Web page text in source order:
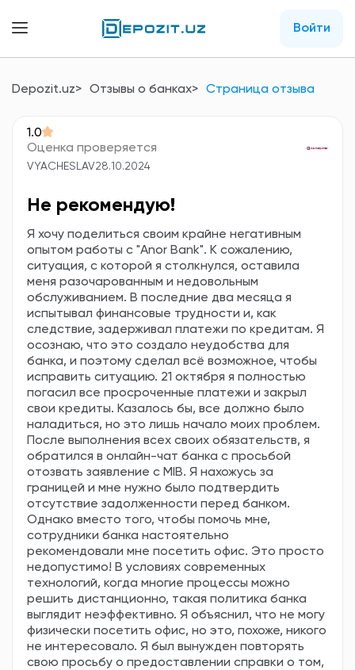
Войти
Depozit.uz Отзывы о банках Страница отзыва
1.0
Оценка проверяется
VYACHESLAV28.10.2024
Не рекомендую!
Я хочу поделиться своим крайне негативным
опытом работы с "Anor Bank". К сожалению,
ситуация, с которой я столкнулся, оставила
меня разочарованным и недовольным
обслуживанием. В последние два месяца я
испытывал финансовые трудности и, как
следствие, задерживал платежи по кредитам. Я
осознаю, что это создало неудобства для
банка, и поэтому сделал всё возможное, чтобы
исправить ситуацию. 21 октября я полностью
погасил все просроченные платежи и закрыл
свои кредиты. Казалось бы, все должно было
наладиться, но это лишь начало моих проблем.
После выполнения всех своих обязательств, я
обратился в онлайн-чат банка с просьбой
отозвать заявление с MIB. Я нахожусь за
границей и мне нужно было подтвердить
отсутствие задолженности перед банком.
Однако вместо того, чтобы помочь мне,
сотрудники банка настоятельно
рекомендовали мне посетить офис. Это просто
недопустимо! В условиях современных
технологий, когда многие процессы можно
решить дистанционно, такая политика банка
выглядит неэффективно. Я объяснил, что не могу
физически посетить офис, но это, похоже, никого
не интересовало. Я был вынужден повторять
свою просьбу о предоставлении справки о том,